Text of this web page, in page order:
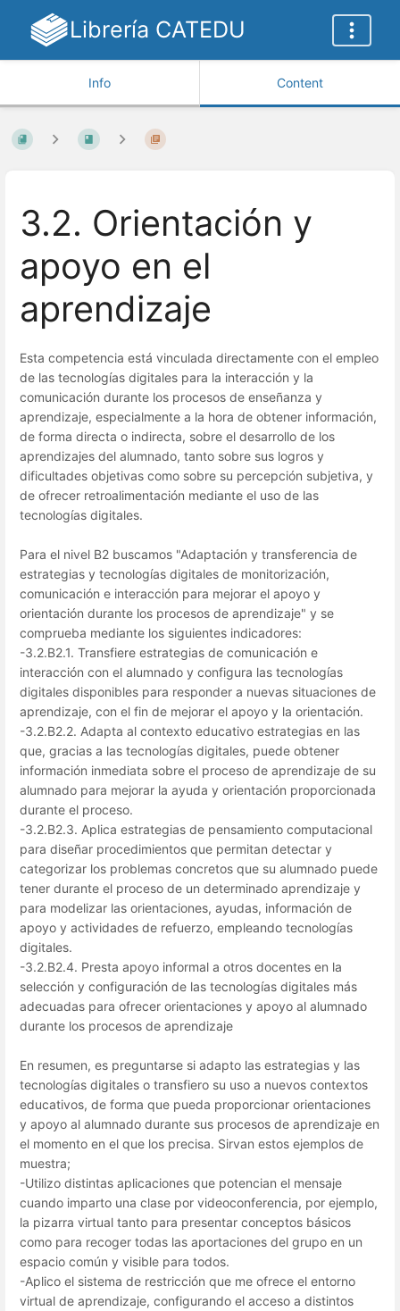
Librería CATEDU
Info Content
3.2. Orientación y
apoyo en el
aprendizaje
Esta competencia está vinculada directamente con el empleo
de las tecnologías digitales para la interacción y la
comunicación durante los procesos de enseñanza y
aprendizaje, especialmente a la hora de obtener información,
de forma directa o indirecta, sobre el desarrollo de los
aprendizajes del alumnado, tanto sobre sus logros y
dificultades objetivas como sobre su percepción subjetiva, y
de ofrecer retroalimentación mediante el uso de las
tecnologías digitales.
Para el nivel B2 buscamos "Adaptación y transferencia de
estrategias y tecnologías digitales de monitorización,
comunicación e interacción para mejorar el apoyo y
orientación durante los procesos de aprendizaje" y se
comprueba mediante los siguientes indicadores:
-3.2.B2.1. Transfiere estrategias de comunicación e
interacción con el alumnado y configura las tecnologías
digitales disponibles para responder a nuevas situaciones de
aprendizaje, con el fin de mejorar el apoyo y la orientación.
-3.2.B2.2. Adapta al contexto educativo estrategias en las
que, gracias a las tecnologías digitales, puede obtener
información inmediata sobre el proceso de aprendizaje de su
alumnado para mejorar la ayuda y orientación proporcionada
durante el proceso.
-3.2.B2.3. Aplica estrategias de pensamiento computacional
para diseñar procedimientos que permitan detectar y
categorizar los problemas concretos que su alumnado puede
tener durante el proceso de un determinado aprendizaje y
para modelizar las orientaciones, ayudas, información de
apoyo y actividades de refuerzo, empleando tecnologías
digitales.
-3.2.B2.4. Presta apoyo informal a otros docentes en la
selección y configuración de las tecnologías digitales más
adecuadas para ofrecer orientaciones y apoyo al alumnado
durante los procesos de aprendizaje
En resumen, es preguntarse si adapto las estrategias y las
tecnologías digitales o transfiero su uso a nuevos contextos
educativos, de forma que pueda proporcionar orientaciones
y apoyo al alumnado durante sus procesos de aprendizaje en
el momento en el que los precisa. Sirvan estos ejemplos de
muestra;
-Utilizo distintas aplicaciones que potencian el mensaje
cuando imparto una clase por videoconferencia, por ejemplo,
la pizarra virtual tanto para presentar conceptos básicos
como para recoger todas las aportaciones del grupo en un
espacio común y visible para todos.
-Aplico el sistema de restricción que me ofrece el entorno
virtual de aprendizaje, configurando el acceso a distintos